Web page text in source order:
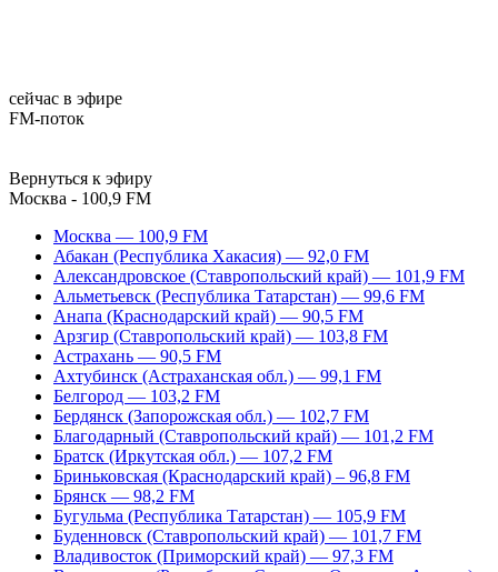
сейчас в эфире
FM-поток
Вернуться к эфиру
Москва - 100,9 FM
Москва — 100,9 FM
Абакан (Республика Хакасия) — 92,0 FM
Александровское (Ставропольский край) — 101,9 FM
Альметьевск (Республика Татарстан) — 99,6 FM
Анапа (Краснодарский край) — 90,5 FM
Арзгир (Ставропольский край) — 103,8 FM
Астрахань — 90,5 FM
Ахтубинск (Астраханская обл.) — 99,1 FM
Белгород — 103,2 FM
Бердянск (Запорожская обл.) — 102,7 FM
Благодарный (Ставропольский край) — 101,2 FM
Братск (Иркутская обл.) — 107,2 FM
Бриньковская (Краснодарский край) – 96,8 FM
Брянск — 98,2 FM
Бугульма (Республика Татарстан) — 105,9 FM
Буденновск (Ставропольский край) — 101,7 FM
Владивосток (Приморский край) — 97,3 FM